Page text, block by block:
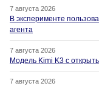
7 августа 2026
В эксперименте
агента
7 августа 2026
Модель Kimi K3 с
7 августа 2026